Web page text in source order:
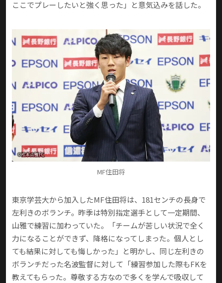
ここでプレーしたいと強く思った」と意気込みを話した。
MF住田将
東京学芸大から加入したMF住田将は、181センチの長身で
左利きのボランチ。昨季は特別指定選手として一定期間、
山雅で練習に加わっていた。「チームが苦しい状況で全く
力になることができず、降格になってしまった。個人とし
ても結果に対しても悔しかった」と明かし、同じ左利きの
ボランチだった名波監督に対して「練習参加した際もFKを
教えてもらった。尊敬する方なので多くを学んで吸収して